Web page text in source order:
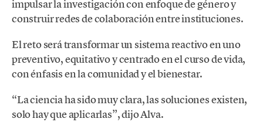
impulsar la investigación con enfoque de género y
construir redes de colaboración entre instituciones.
El reto será transformar un sistema reactivo en uno
preventivo, equitativo y centrado en el curso de vida,
con énfasis en la comunidad y el bienestar.
“La ciencia ha sido muy clara, las soluciones existen,
solo hay que aplicarlas”, dijo Alva.